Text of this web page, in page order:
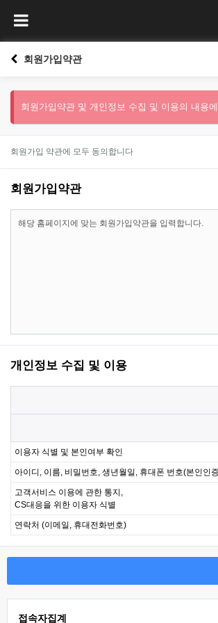
회원가입약관
회원가입약관 및 개인정보 수집 및 이용의 내용
회원가입 약관에 모두 동의합니다
회원가입약관
개인정보 수집 및 이용
이용자 식별 및 본인여부 확인
아이디, 이름, 비밀번호, 생년월일, 휴대폰 번호(본인인
고객서비스 이용에 관한 통지,
CS대응을 위한 이용자 식별
연락처 (이메일, 휴대전화번호)
접속자집계